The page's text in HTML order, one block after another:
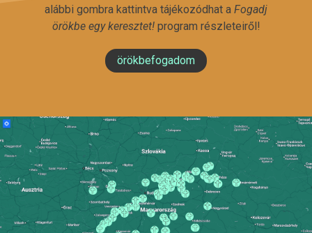
alábbi gombra kattintva tájékozódhat a Fogadj
örökbe egy keresztet!program részleteiről!
örökbefogadom